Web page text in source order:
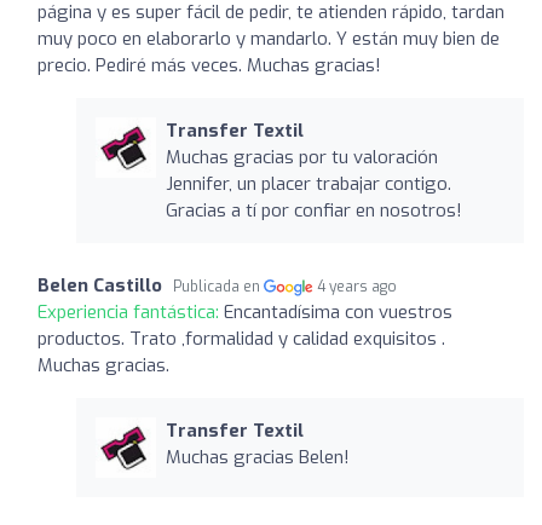
página y es super fácil de pedir, te atienden rápido, tardan
muy poco en elaborarlo y mandarlo. Y están muy bien de
precio. Pediré más veces. Muchas gracias!
Transfer Textil
Muchas gracias por tu valoración
Jennifer, un placer trabajar contigo.
Gracias a tí por confiar en nosotros!
Belen Castillo Publicada en 4 years ago
Experiencia fantástica: Encantadísima con vuestros
productos. Trato ,formalidad y calidad exquisitos .
Muchas gracias.
Transfer Textil
Muchas gracias Belen!